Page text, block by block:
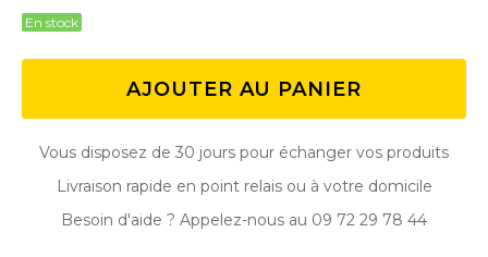
En stock
AJOUTER AU PANIER
Vous disposez de 30 jours pour échanger vos produits
Livraison rapide en point relais ou à votre domicile
Besoin d'aide ? Appelez-nous au 09 72 29 78 44